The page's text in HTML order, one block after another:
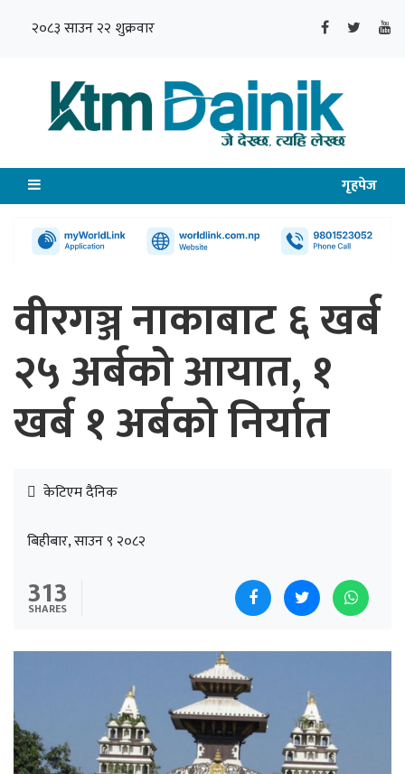
२०८३ साउन २२ शुक्रवार
गृहपेज
वीरगञ्ज नाकाबाट ६ खर्ब
२५ अर्बको आयात, १
खर्ब १ अर्बको निर्यात
केटिएम दैनिक
बिहीबार, साउन ९ २०८२
313
SHARES